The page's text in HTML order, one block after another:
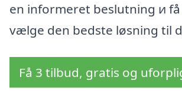
en informeret beslutning и
vælge den bedste løsning til
Få 3 tilbud, gratis og